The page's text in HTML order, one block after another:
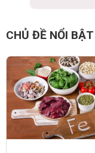
CHỦ ĐỀ NỔI BẬT